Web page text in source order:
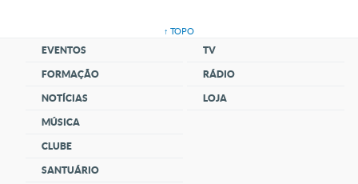
↑ TOPO
EVENTOS
FORMAÇÃO
NOTÍCIAS
MÚSICA
CLUBE
SANTUÁRIO
TV
RÁDIO
LOJA